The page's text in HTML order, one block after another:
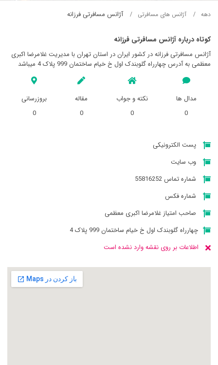
دهه آژانس های مسافرتی آژانس مسافرتی فرزانه
کوتاه درباره آژانس مسافرتی فرزانه
آژانس مسافرتی فرزانه در کشور ایران در استان تهران با مدیریت غلامرضا اکبری
معظمی به آدرس چهارراه گلوبندک اول خ خیام ساختمان 999 پلاک 4 میباشد
مدال ها
0
نکته و جواب
0
مقاله
0
بروزرسانی
0
پست الکترونیکی
وب سایت
شماره تماس 55816252
شماره فکس
صاحب امتیاز غلامرضا اکبری معظمی
چهارراه گلوبندک اول خ خیام ساختمان 999 پلاک 4
اطلاعات بر روی نقشه وارد نشده است